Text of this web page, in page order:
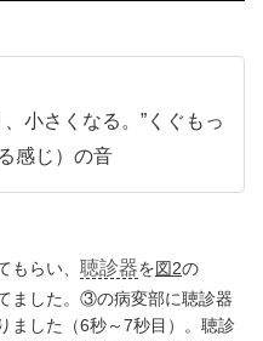
、小さくなる。”くぐもっ
感じ）の音
もらい、 聴診器を図2の
した。③の病変部に聴診器
ました（6秒～7秒目）。聴診